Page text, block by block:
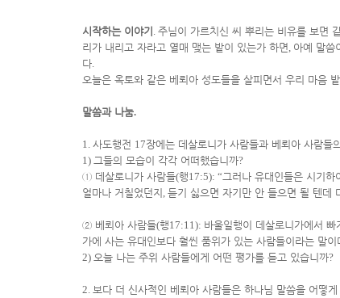
시작하는 이야기 . 주님이 가르치신 씨 뿌리는 비유를 보면
리가 내리고 자라고 열매 맺는 밭이 있는가 하면, 아예 말씀
다.
오늘은 옥토와 같은 베뢰아 성도들을 살피면서 우리 마음
말씀과 나눔.
1. 사도행전 17장에는 데살로니가 사람들과 베뢰아 사람들
1) 그들의 모습이 각각 어떠했습니까?
① 데살로니가 사람들(행17:5): “그러나 유대인들은 시기
얼마나 거칠었던지 , 듣기 싫으면 자기만 안 들으면 될 텐데
② 베뢰아 사람들(행17:11): 바울일행이 데살로니가에서
가에 사는 유대인보다 훨씬 품위가 있는 사람들이라는 말이
2) 오늘 나는 주위 사람들에게 어떤 평가를 듣고 있습니까?
2. 보다 더 신사적인 베뢰아 사람들은 하나님 말씀을 어떻